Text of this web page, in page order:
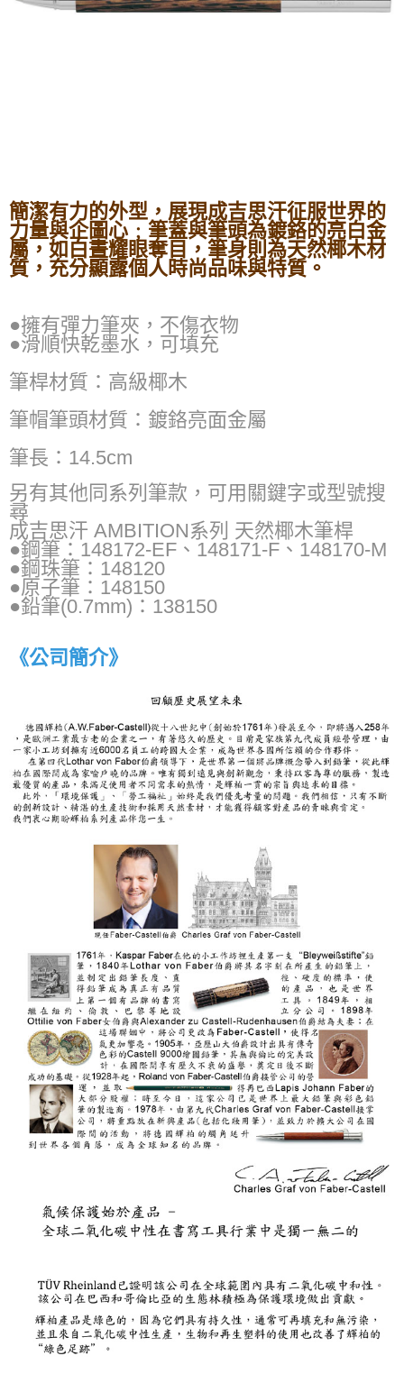
簡潔有力的外型，展現成吉思汗征服世界的
力量與企圖心﹔筆蓋與筆頭為鍍鉻的亮白金
屬，如白晝耀眼奪目，筆身則為天然椰木材
質，充分顯露個人時尚品味與特質。
●擁有彈力筆夾，不傷衣物
●滑順快乾墨水，可填充
筆桿材質：高級椰木
筆帽筆頭材質：鍍鉻亮面金屬
筆長：14.5cm
另有其他同系列筆款，可用關鍵字或型號搜
尋
成吉思汗 AMBITION系列 天然椰木筆桿
●鋼筆：148172-EF、148171-F、148170-M
●鋼珠筆：148120
●原子筆：148150
●鉛筆(0.7mm)：138150
《公司簡介》